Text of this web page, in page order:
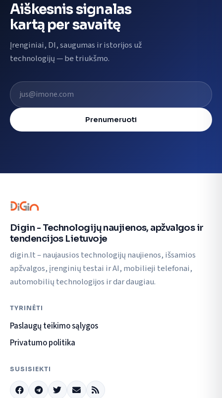
Aiškesnis signalas
kartą per savaitę
Įrenginiai, DI, saugumas ir istorijos už
technologijų — be triukšmo.
El. pašto adresas
Prenumeruoti
Digin - Technologijų naujienos, apžvalgos ir
tendencijos Lietuvoje
digin.lt – naujausios technologijų naujienos, išsamios
apžvalgos, įrenginių testai ir AI, mobilieji telefonai,
automobilių technologijos ir dar daugiau.
TYRINĖTI
Paslaugų teikimo sąlygos
Privatumo politika
SUSISIEKTI